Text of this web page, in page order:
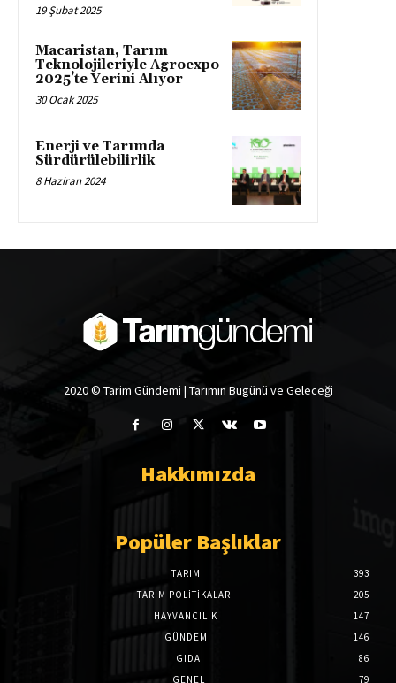
19 Şubat 2025
Macaristan, Tarım
Teknolojileriyle Agroexpo
2025’te Yerini Alıyor
30 Ocak 2025
Enerji ve Tarımda
Sürdürülebilirlik
8 Haziran 2024
2020 © Tarim Gündemi | Tarımın Bugünü ve Geleceği
Hakkımızda
Popüler Başlıklar
TARIM
393
TARIM POLITIKALARI
205
HAYVANCILIK
147
GÜNDEM
146
GIDA
86
GENEL
79